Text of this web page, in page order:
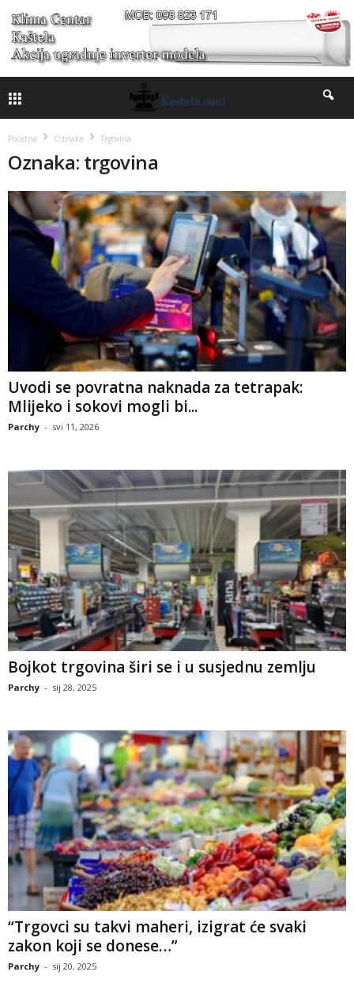
Početna Oznake Trgovina
Oznaka: trgovina
Uvodi se povratna naknada za tetrapak:
Mlijeko i sokovi mogli bi...
Parchy - svi 11, 2026
Bojkot trgovina širi se i u susjednu zemlju
Parchy - sij 28, 2025
“Trgovci su takvi maheri, izigrat će svaki
zakon koji se donese…”
Parchy - sij 20, 2025